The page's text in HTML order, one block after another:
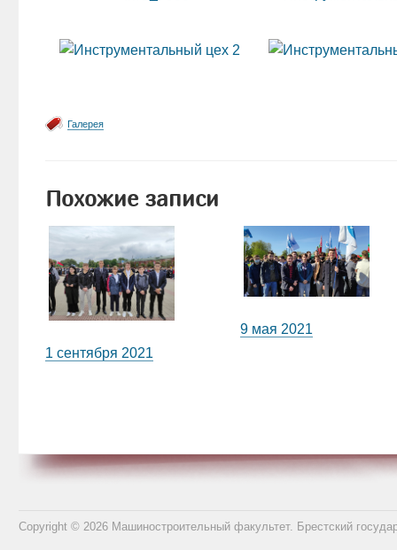
Галерея
Похожие записи
1 сентября 2021
9 мая 2021
Copyright © 2026 Машиностроительный факультет. Брестский